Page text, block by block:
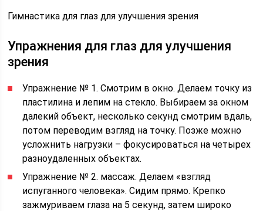
Гимнастика для глаз для улучшения зрения
Упражнения для глаз для улучшения
зрения
Упражнение № 1. Смотрим в окно. Делаем точку из
пластилина и лепим на стекло. Выбираем за окном
далекий объект, несколько секунд смотрим вдаль,
потом переводим взгляд на точку. Позже можно
усложнить нагрузки – фокусироваться на четырех
разноудаленных объектах.
Упражнение № 2. массаж. Делаем «взгляд
испуганного человека». Сидим прямо. Крепко
зажмуриваем глаза на 5 секунд, затем широко